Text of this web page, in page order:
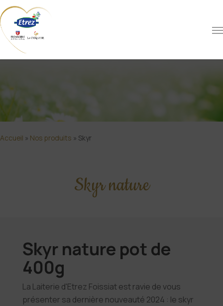
Accueil » Nos produits » Skyr
Skyr nature
Skyr nature pot de
400g
La Laiterie d'Etrez Foissiat est ravie de vous
présenter sa dernière nouveauté 2024 : le skyr